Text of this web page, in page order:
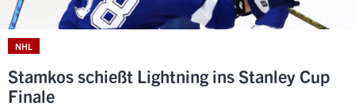
NHL
Stamkos schießt Lightning ins Stanley Cup
Finale